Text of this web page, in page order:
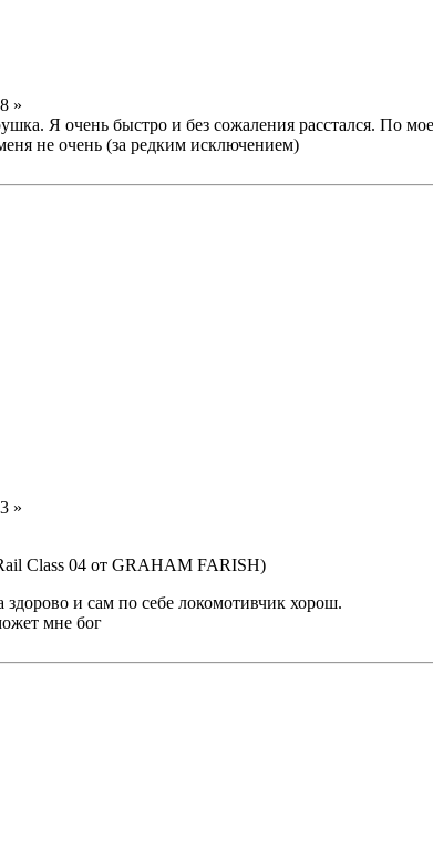
»
Я очень быстро и без сожаления расстался. По
не очень (за редким исключением)
»
Class 04 от GRAHAM FARISH)
и сам по себе локомотивчик хорош.
мне бог